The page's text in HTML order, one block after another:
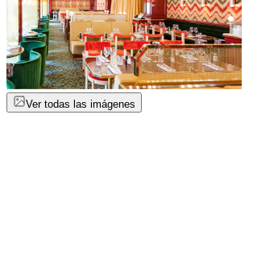
Ver todas las imágenes